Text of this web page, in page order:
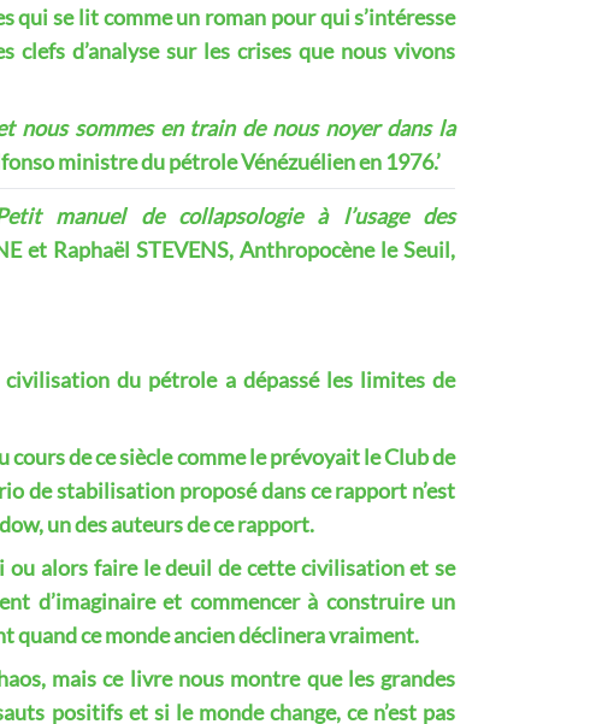
qui se lit comme un roman pour qui s’intéresse
d’analyse sur les crises que nous vivons
nous sommes en train de nous noyer dans la
ministre du pétrole Vénézuélien en 1976.’
manuel de collapsologie à l’usage des
et Raphaël STEVENS, Anthropocène le Seuil,
civilisation du pétrole a dépassé les limites de
de ce siècle comme le prévoyait le Club de
de stabilisation proposé dans ce rapport n’est
un des auteurs de ce rapport.
ou alors faire le deuil de cette civilisation et se
d’imaginaire et commencer à construire un
quand ce monde ancien déclinera vraiment.
mais ce livre nous montre que les grandes
positifs et si le monde change, ce n’est pas